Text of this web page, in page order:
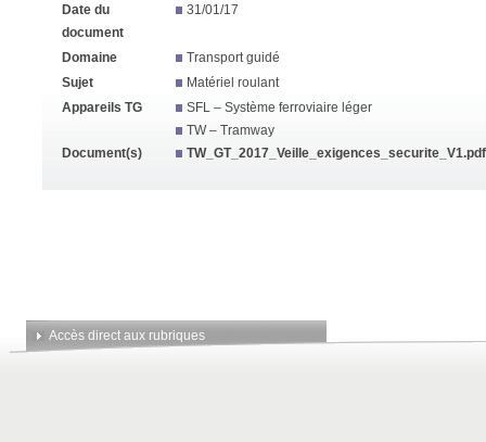
Date du
document
31/01/17
Domaine
Transport guidé
Sujet
Matériel roulant
Appareils TG
SFL – Système ferroviaire léger
TW – Tramway
Document(s)
TW_GT_2017_Veille_exigences_securite_V1.pdf
Accès direct aux rubriques